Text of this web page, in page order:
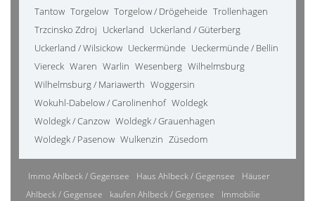
Tantow Torgelow Torgelow / Drögeheide Trollenhagen
Trzcinsko Zdroj Uckerland Uckerland / Güterberg
Uckerland / Wilsickow Ueckermünde Ueckermünde / Bellin
Viereck Waren Warlin Wesenberg Wilhelmsburg
Wilhelmsburg / Mariawerth Woggersin
Wokuhl-Dabelow / Carolinenhof Woldegk
Woldegk / Canzow Woldegk / Grauenhagen
Woldegk / Pasenow Wulkenzin Züsedom
Immo Ahlbeck / Gegensee Haus Ahlbeck / Gegensee
Häuser
Ahlbeck / Gegensee
kaufen Ahlbeck / Gegensee
Immobilie